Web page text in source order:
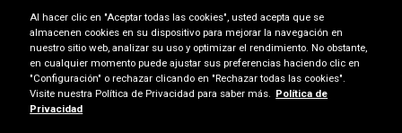
Obtener indicaciones
Horario de apertura
Lunes
Al hacer clic en "Aceptar todas las cookies", usted acepta que se
almacenen cookies en su dispositivo para mejorar la navegación en
nuestro sitio web, analizar su uso y optimizar el rendimiento. No obstante,
en cualquier momento puede ajustar sus preferencias haciendo clic en
"Configuración" o rechazar clicando en "Rechazar todas las cookies".
Visite nuestra Política de Privacidad para saber más.
Política de
Privacidad